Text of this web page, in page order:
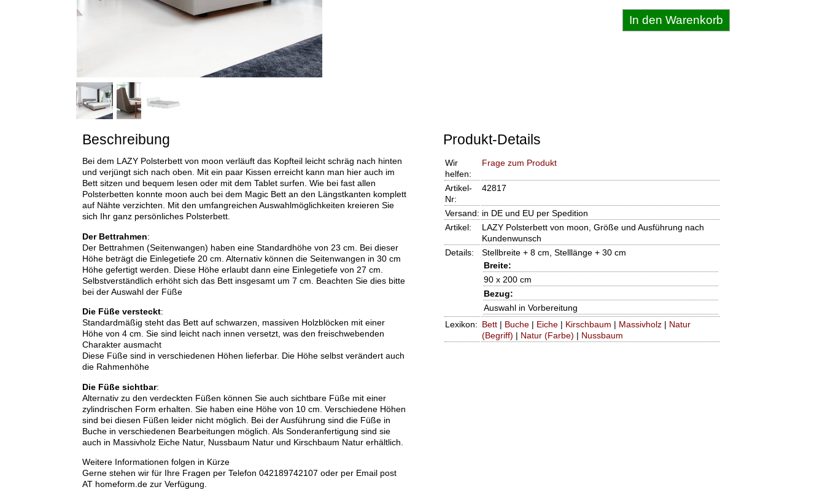
Beschreibung
Bei dem LAZY Polsterbett von moon verläuft das Kopfteil leicht schräg nach hinten
und verjüngt sich nach oben. Mit ein paar Kissen erreicht kann man hier auch im
Bett sitzen und bequem lesen oder mit dem Tablet surfen. Wie bei fast allen
Polsterbetten konnte moon auch bei dem Magic Bett an den Längstkanten komplett
auf Nähte verzichten. Mit den umfangreichen Auswahlmöglichkeiten kreieren Sie
sich Ihr ganz persönliches Polsterbett.
Der Bettrahmen:
Der Bettrahmen (Seitenwangen) haben eine Standardhöhe von 23 cm. Bei dieser
Höhe beträgt die Einlegetiefe 20 cm. Alternativ können die Seitenwangen in 30 cm
Höhe gefertigt werden. Diese Höhe erlaubt dann eine Einlegetiefe von 27 cm.
Selbstverständlich erhöht sich das Bett insgesamt um 7 cm. Beachten Sie dies bitte
bei der Auswahl der Füße
Die Füße versteckt:
Standardmäßig steht das Bett auf schwarzen, massiven Holzblöcken mit einer
Höhe von 4 cm. Sie sind leicht nach innen versetzt, was den freischwebenden
Charakter ausmacht
Diese Füße sind in verschiedenen Höhen lieferbar. Die Höhe selbst verändert auch
die Rahmenhöhe
Die Füße sichtbar:
Alternativ zu den verdeckten Füßen können Sie auch sichtbare Füße mit einer
zylindrischen Form erhalten. Sie haben eine Höhe von 10 cm. Verschiedene Höhen
sind bei diesen Füßen leider nicht möglich. Bei der Ausführung sind die Füße in
Buche in verschiedenen Bearbeitungen möglich. Als Sonderanfertigung sind sie
auch in Massivholz Eiche Natur, Nussbaum Natur und Kirschbaum Natur erhältlich.
Weitere Informationen folgen in Kürze
Gerne stehen wir für Ihre Fragen per Telefon 042189742107 oder per Email post
AT homeform.de zur Verfügung.
Produkt-Details
Wir
helfen:
Frage zum Produkt
Artikel-
Nr:
42817
Versand: in DE und EU per Spedition
Artikel:
LAZY Polsterbett von moon, Größe und Ausführung nach
Kundenwunsch
Details:
Stellbreite + 8 cm, Stelllänge + 30 cm
Breite:
90 x 200 cm
Bezug:
Auswahl in Vorbereitung
Lexikon: Bett| Buche| Eiche| Kirschbaum | Massivholz| Natur
(Begriff) | Natur (Farbe) | Nussbaum